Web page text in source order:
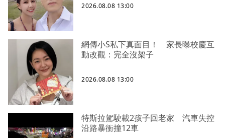
2026.08.08 13:00
網傳小S私下真面目！ 家長曝校慶互
動改觀：完全沒架子
2026.08.08 13:00
特斯拉駕駛載2孩子回老家 汽車失控
沿路暴衝撞12車